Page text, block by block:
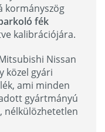
kormányszög
fék
kalibrációjára.
Nissan
közel gyári
ami minden
gyártmányú
nélkülözhetetlen